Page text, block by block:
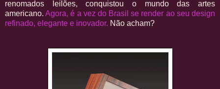
renomados leilões, conquistou o mundo das artes
americano.Agora, é a vez do Brasil se render ao seu design
refinado, elegante e inovador. Não acham?